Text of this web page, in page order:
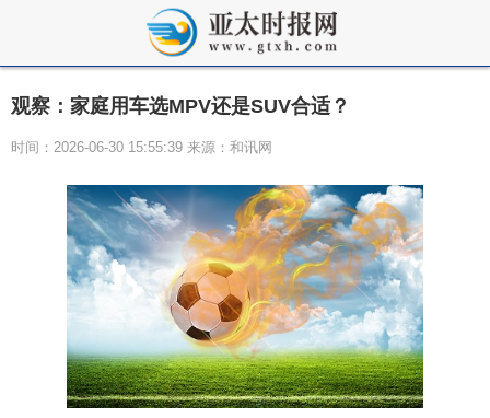
观察：家庭用车选MPV还是SUV合适？
时间：2026-06-30 15:55:39 来源：和讯网